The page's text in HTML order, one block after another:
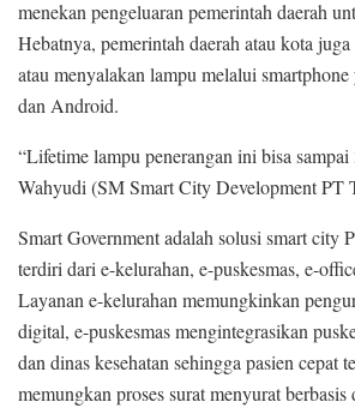
menekan pengeluaran pemerintah daerah
Hebatnya, pemerintah daerah atau kota
atau menyalakan lampu melalui
dan Android.
“Lifetime lampu penerangan ini bisa
Wahyudi (SM Smart City Development PT
Smart Government adalah solusi smart city
terdiri dari e-kelurahan, e-puskesmas, e-
Layanan e-kelurahan memungkinkan
digital, e-puskesmas mengintegrasikan
dan dinas kesehatan sehingga pasien cepat
memungkan proses surat menyurat